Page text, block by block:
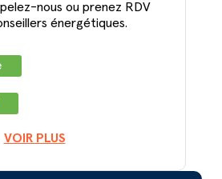
nous ou prenez RDV
énergétiques.
VOIR PLUS